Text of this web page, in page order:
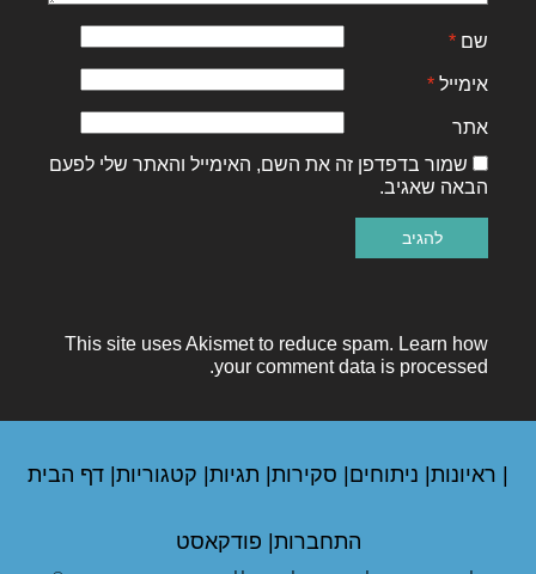
שם *
אימייל *
אתר
שמור בדפדפן זה את השם, האימייל והאתר שלי לפעם
הבאה שאגיב.
This site uses Akismet to reduce spam. Learn how
your comment data is processed.
התחברות